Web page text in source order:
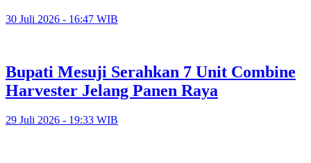
30 Juli 2026 - 16:47 WIB
Bupati Mesuji Serahkan 7 Unit Combine
Harvester Jelang Panen Raya
29 Juli 2026 - 19:33 WIB